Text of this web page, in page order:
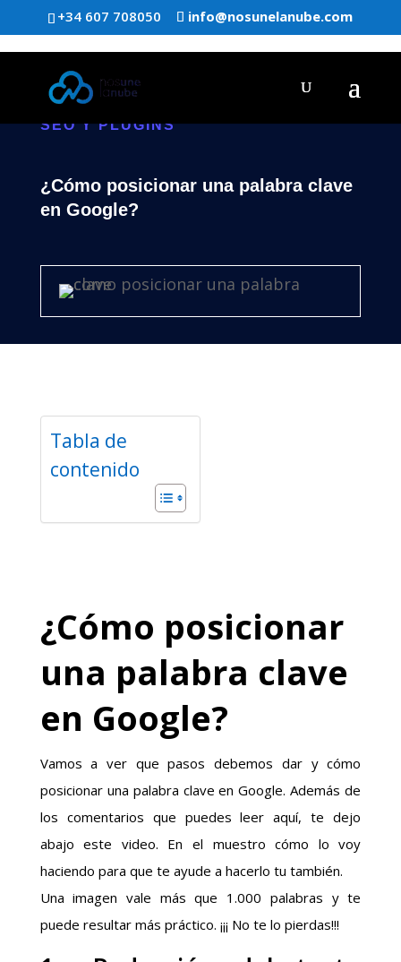
+34 607 708050 info@nosunelanube.com
SEO Y PLUGINS
¿Cómo posicionar una palabra clave
en Google?
Tabla de
contenido
¿Cómo posicionar
una palabra clave
en Google?
Vamos a ver que pasos debemos dar y cómo
posicionar una palabra clave en Google. Además de
los comentarios que puedes leer aquí, te dejo
abajo este video. En el muestro cómo lo voy
haciendo para que te ayude a hacerlo tu también.
Una imagen vale más que 1.000 palabras y te
puede resultar más práctico. ¡¡¡ No te lo pierdas!!!